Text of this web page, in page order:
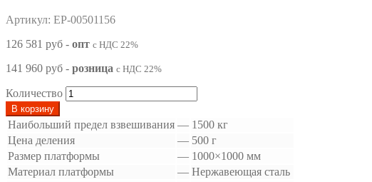
Артикул: EP-00501156
126 581 руб - опт с НДС 22%
141 960 руб - розница с НДС 22%
Количество
В корзину
Наибольший предел взвешивания — 1500 кг
Цена деления
— 500 г
Размер платформы
— 1000×1000 мм
Материал платформы
— Нержавеющая сталь